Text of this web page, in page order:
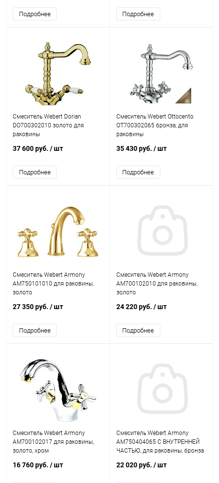
Подробнее Подробнее
Смеситель Webert Dorian
DO700302010 золото для
раковины
37 600 руб. / шт
Подробнее
Смеситель Webert Ottocento
OT700302065 бронза, для
раковины
35 430 руб. / шт
Подробнее
Смеситель Webert Armony
AM750101010 для раковины,
золото
27 350 руб. / шт
Подробнее
Смеситель Webert Armony
AM700102010 для раковины,
золото
24 220 руб. / шт
Подробнее
Смеситель Webert Armony
AM700102017 для раковины,
золото, хром
16 760 руб. / шт
Смеситель Webert Armony
AM750404065 С ВНУТРЕННЕЙ
ЧАСТЬЮ, для раковины, бронза
22 020 руб. / шт